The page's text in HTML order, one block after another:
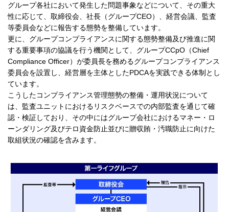
グループ各社において発生した問題事象などについて、その重大
性に応じて、取締役会、社長（グループCEO）、経営会議、監査
等委員会などに報告する態勢を整備しています。
更に、グループコンプライアンスに関する態勢整備及び推進に関
する重要事項の協議を行う機関として、グループCCpO（Chief
Compliance Officer）が委員長を務めるグループコンプライアンス
委員会を設置し、経営層を主体としたPDCAを実践できる体制とし
ています。
こうしたコンプライアンス管理態勢の整備・運用状況について
は、監査ユニットにおけるリスクベースでの内部監査を通じて確
認・検証しており、その中にはグループ会社におけるマネー・ロ
ーンダリング及びテロ資金防止並びに贈収賄・汚職防止に向けた
取組状況の確認を含みます。